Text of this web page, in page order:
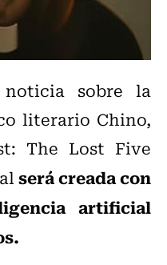
sobre la
literario Chino,
The Lost Five
será creada con
artificial